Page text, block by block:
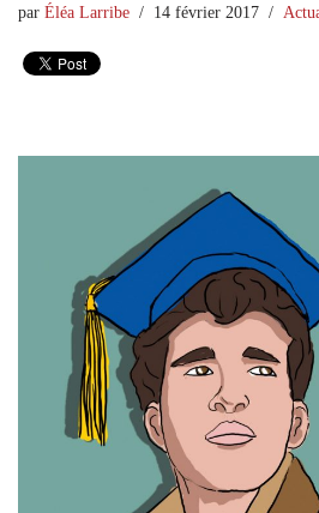
par Éléa Larribe 14 février 2017